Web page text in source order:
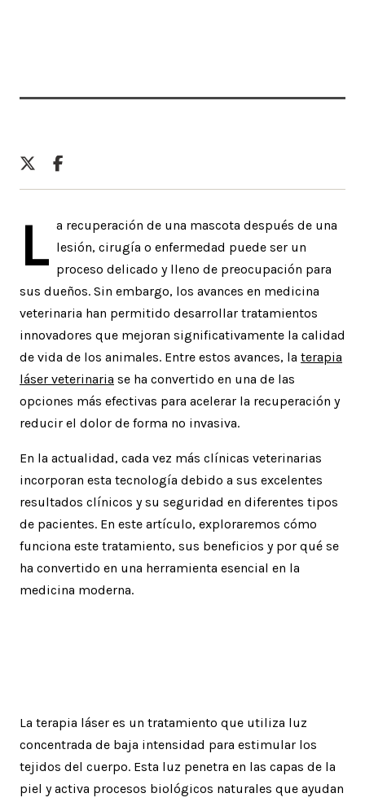
L a recuperación de una mascota después de una
lesión, cirugía o enfermedad puede ser un
proceso delicado y lleno de preocupación para
sus dueños. Sin embargo, los avances en medicina
veterinaria han permitido desarrollar tratamientos
innovadores que mejoran significativamente la calidad
de vida de los animales. Entre estos avances, la terapia
láser veterinaria se ha convertido en una de las
opciones más efectivas para acelerar la recuperación y
reducir el dolor de forma no invasiva.
En la actualidad, cada vez más clínicas veterinarias
incorporan esta tecnología debido a sus excelentes
resultados clínicos y su seguridad en diferentes tipos
de pacientes. En este artículo, exploraremos cómo
funciona este tratamiento, sus beneficios y por qué se
ha convertido en una herramienta esencial en la
medicina moderna.
La terapia láser es un tratamiento que utiliza luz
concentrada de baja intensidad para estimular los
tejidos del cuerpo. Esta luz penetra en las capas de la
piel y activa procesos biológicos naturales que ayudan